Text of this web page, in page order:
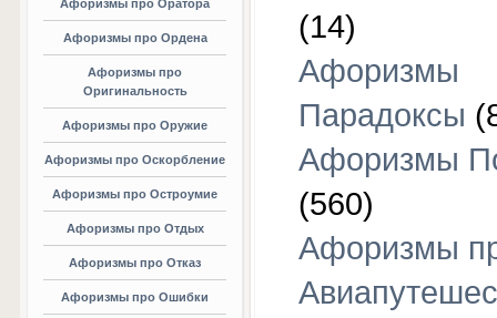
Афоризмы про Оратора
Афоризмы про Ордена
Афоризмы про
Оригинальность
Афоризмы про Оружие
Афоризмы про Оскорбление
Афоризмы про Остроумие
Афоризмы про Отдых
Афоризмы про Отказ
Афоризмы про Ошибки
(14)
Афоризмы
Парадоксы
Афоризмы
(560)
Афоризмы